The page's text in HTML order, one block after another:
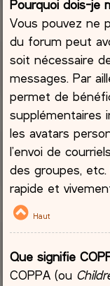
Pourquoi dois-je
Vous pouvez ne
du forum peut
soit nécessaire
messages. Par
permet de
supplémentaires
les avatars
l’envoi de
des groupes,
rapide et
Haut
Que signifie
COPPA (ou